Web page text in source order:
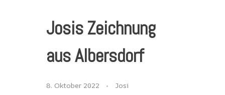
Josis Zeichnung
aus Albersdorf
8. Oktober 2022 Josi